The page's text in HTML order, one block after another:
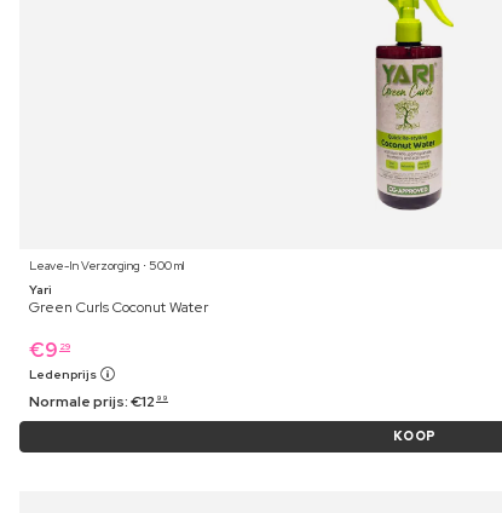
Leave-In Verzorging ⋅ 500 ml
Yari
Green Curls Coconut Water
€9 29
Ledenprijs
Normale prijs:€12 99
KOOP